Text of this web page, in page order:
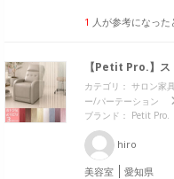
1 人が参考になった
【Petit Pro.】ス
カテゴリ： サロン家
ー/パーテーション
ブランド： Petit Pro.
hiro
美容室 愛知県